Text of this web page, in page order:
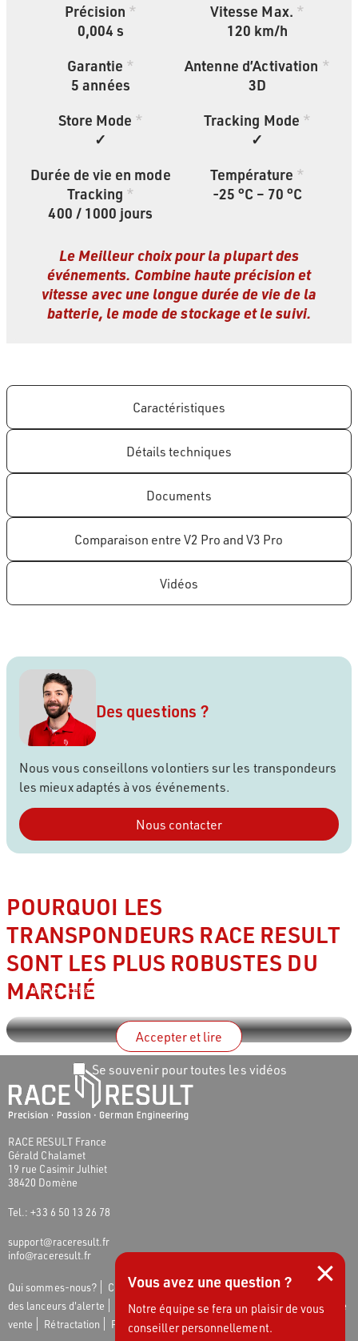
Précision *
0,004 s
Vitesse Max. *
120 km/h
Garantie *
5 années
Antenne d’Activation *
3D
Store Mode *
✓
Tracking Mode *
✓
Durée de vie en mode
Tracking *
400 / 1000 jours
Température *
-25 °C – 70 °C
Le Meilleur choix pour la plupart des
événements. Combine haute précision et
vitesse avec une longue durée de vie de la
batterie, le mode de stockage et le suivi.
Caractéristiques
Détails techniques
Documents
Comparaison entre V2 Pro and V3 Pro
Vidéos
Des questions ?
Nous vous conseillons volontiers sur les transpondeurs
les mieux adaptés à vos événements.
Nous contacter
POURQUOI LES
TRANSPONDEURS RACE RESULT
SONT LES PLUS ROBUSTES DU
MARCHÉ
Pour voir cette vidéo, vous devez accepter les
Accepter et lire
Se souvenir pour toutes les vidéos
RACE RESULT France
Gérald Chalamet
19 rue Casimir Julhiet
38420 Domène
Tel.: +33 6 50 13 26 78
support@raceresult.fr
info@raceresult.fr
Qui sommes-nous? Contact Actualités Responsabilité
Protection
des lanceurs d'alerte
Jobs Mentions légales
Conditions générales de
vente
Rétractation Protection des données Paramètres des cookies
×
Vous avez une question ?
Notre équipe se fera un plaisir de vous
conseiller personnellement.